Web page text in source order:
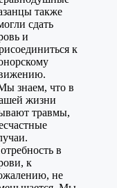
также
сдать
и
к
знаем, что в
жизни
травмы,
в
к
не